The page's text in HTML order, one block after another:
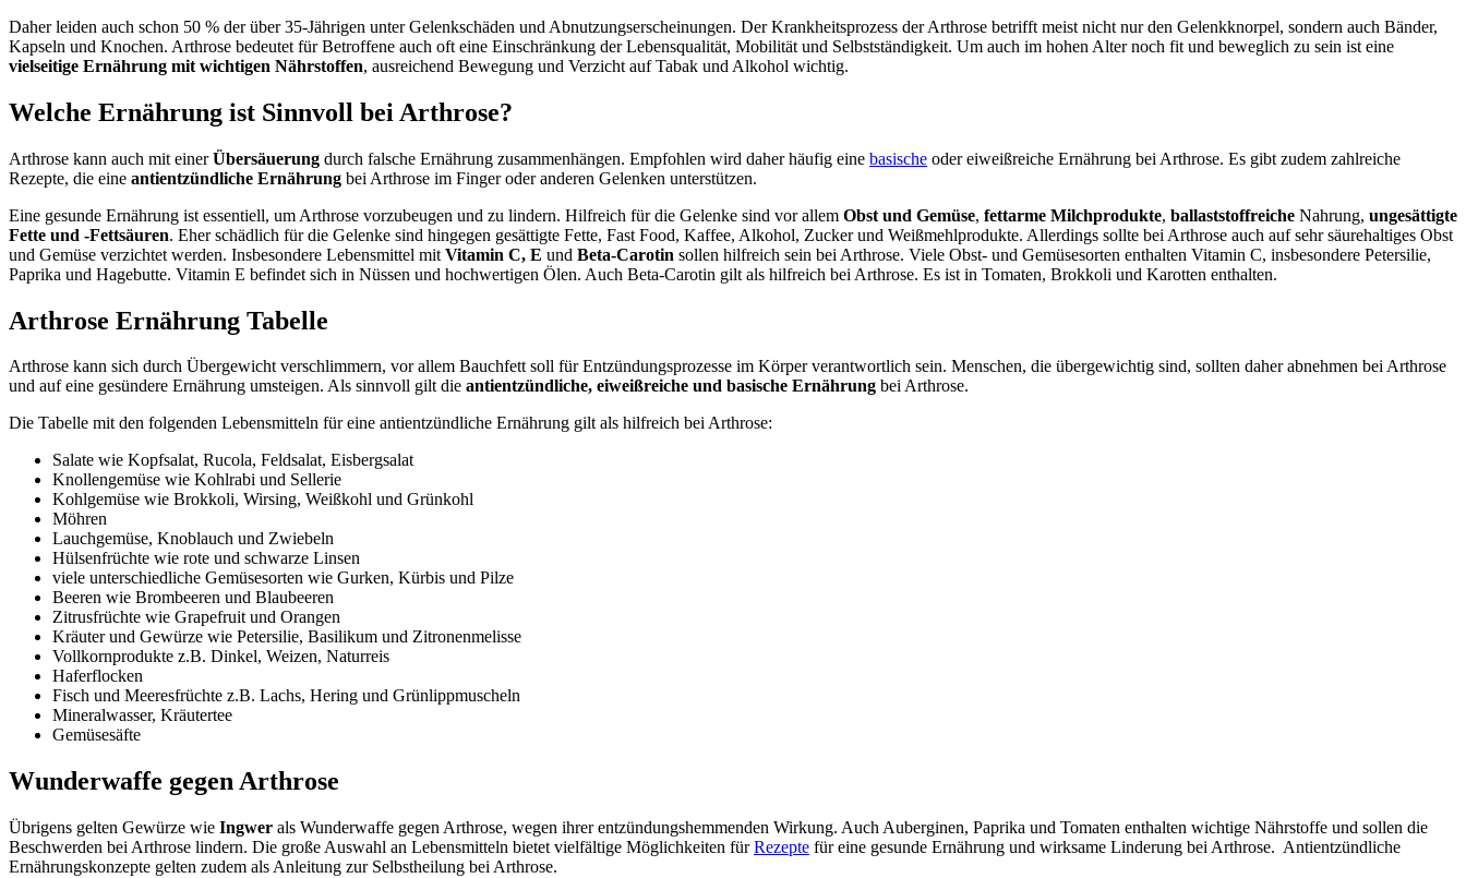
Daher leiden auch schon 50 % der über 35-Jährigen unter Gelenkschäden und Abnutzungserscheinungen. Der Krankheitsprozess der Arthrose betrifft meist nicht nur den Gelenkknorpel, sondern auch Bänder,
Kapseln und Knochen. Arthrose bedeutet für Betroffene auch oft eine Einschränkung der Lebensqualität, Mobilität und Selbstständigkeit. Um auch im hohen Alter noch fit und beweglich zu sein ist eine
vielseitige Ernährung mit wichtigen Nährstoffen, ausreichend Bewegung und Verzicht auf Tabak und Alkohol wichtig.
Welche Ernährung ist Sinnvoll bei Arthrose?
Arthrose kann auch mit einerÜbersäuerung durch falsche Ernährung zusammenhängen. Empfohlen wird daher häufig eine basische oder eiweißreiche Ernährung bei Arthrose. Es gibt zudem zahlreiche
Rezepte, die eine antientzündliche Ernährung bei Arthrose im Finger oder anderen Gelenken unterstützen.
Eine gesunde Ernährung ist essentiell, um Arthrose vorzubeugen und zu lindern. Hilfreich für die Gelenke sind vor allem Obst und Gemüse, fettarme Milchprodukte, ballaststoffreiche Nahrung, ungesättigte
Fette und -Fettsäuren. Eher schädlich für die Gelenke sind hingegen gesättigte Fette, Fast Food, Kaffee, Alkohol, Zucker und Weißmehlprodukte. Allerdings sollte bei Arthrose auch auf sehr säurehaltiges Obst
und Gemüse verzichtet werden. Insbesondere Lebensmittel mit Vitamin C, E und Beta-Carotin sollen hilfreich sein bei Arthrose. Viele Obst- und Gemüsesorten enthalten Vitamin C, insbesondere Petersilie,
Paprika und Hagebutte. Vitamin E befindet sich in Nüssen und hochwertigen Ölen. Auch Beta-Carotin gilt als hilfreich bei Arthrose. Es ist in Tomaten, Brokkoli und Karotten enthalten.
Arthrose Ernährung Tabelle
Arthrose kann sich durch Übergewicht verschlimmern, vor allem Bauchfett soll für Entzündungsprozesse im Körper verantwortlich sein. Menschen, die übergewichtig sind, sollten daher abnehmen bei Arthrose
und auf eine gesündere Ernährung umsteigen. Als sinnvoll gilt die antientzündliche, eiweißreiche und basische Ernährung bei Arthrose.
Die Tabelle mit den folgenden Lebensmitteln für eine antientzündliche Ernährung gilt als hilfreich bei Arthrose:
Salate wie Kopfsalat, Rucola, Feldsalat, Eisbergsalat
Knollengemüse wie Kohlrabi und Sellerie
Kohlgemüse wie Brokkoli, Wirsing, Weißkohl und Grünkohl
Möhren
Lauchgemüse, Knoblauch und Zwiebeln
Hülsenfrüchte wie rote und schwarze Linsen
viele unterschiedliche Gemüsesorten wie Gurken, Kürbis und Pilze
Beeren wie Brombeeren und Blaubeeren
Zitrusfrüchte wie Grapefruit und Orangen
Kräuter und Gewürze wie Petersilie, Basilikum und Zitronenmelisse
Vollkornprodukte z.B. Dinkel, Weizen, Naturreis
Haferflocken
Fisch und Meeresfrüchte z.B. Lachs, Hering und Grünlippmuscheln
Mineralwasser, Kräutertee
Gemüsesäfte
Wunderwaffe gegen Arthrose
Übrigens gelten Gewürze wie Ingwer als Wunderwaffe gegen Arthrose, wegen ihrer entzündungshemmenden Wirkung. Auch Auberginen, Paprika und Tomaten enthalten wichtige Nährstoffe und sollen die
Beschwerden bei Arthrose lindern. Die große Auswahl an Lebensmitteln bietet vielfältige Möglichkeiten fürRezepte für eine gesunde Ernährung und wirksame Linderung bei Arthrose. Antientzündliche
Ernährungskonzepte gelten zudem als Anleitung zur Selbstheilung bei Arthrose.